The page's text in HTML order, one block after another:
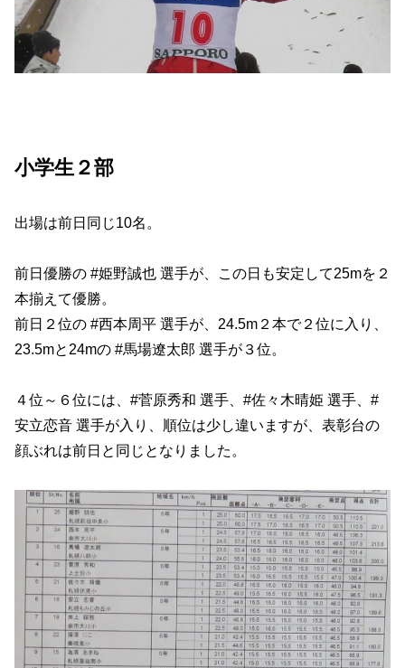
小学生２部
出場は前日同じ10名。
前日優勝の #姫野誠也 選手が、この日も安定して25mを２
本揃えて優勝。
前日２位の #西本周平 選手が、24.5m２本で２位に入り、
23.5mと24mの #馬場遼太郎 選手が３位。
４位～６位には、#菅原秀和 選手、#佐々木晴姫 選手、#
安立恋音 選手が入り、順位は少し違いますが、表彰台の
顔ぶれは前日と同じとなりました。